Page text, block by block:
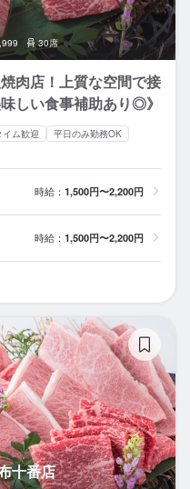
30席
肉店！上質な空間で接
しい食事補助あり◎》
イム歓迎
平日のみ勤務OK
時給： 1,500円〜2,200円
時給： 1,500円〜2,200円
十番店